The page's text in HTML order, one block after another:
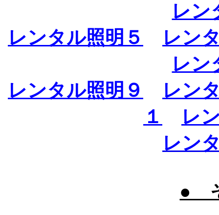
レン
レンタル照明５
レン
レン
レンタル照明９
レン
１
レ
レン
●